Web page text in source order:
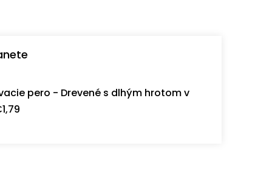
pero - Drevené s dlhým hrotom v